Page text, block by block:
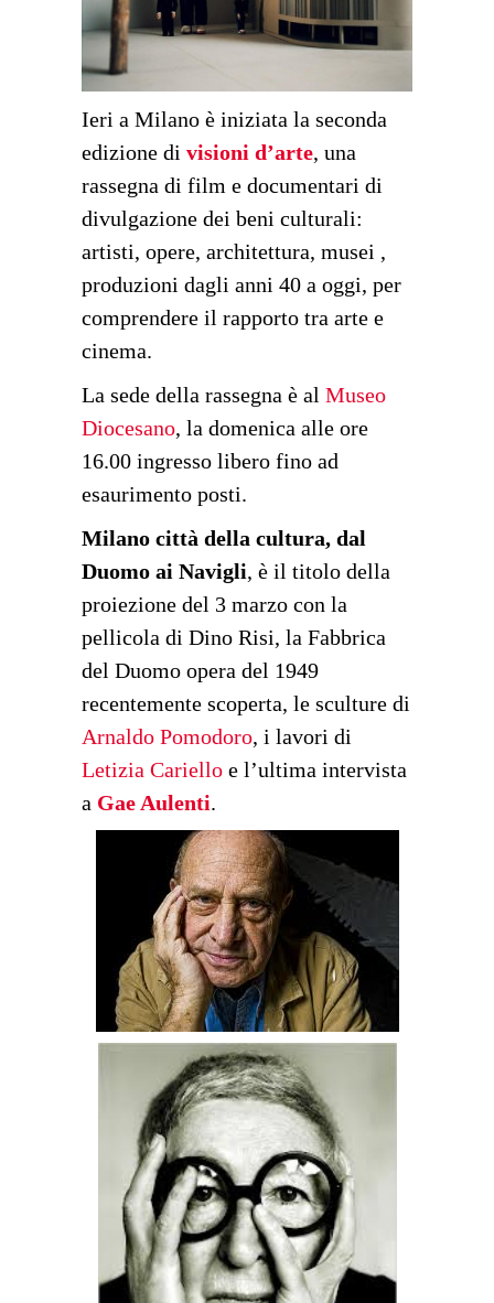
Ieri a Milano è iniziata la seconda
edizione di visioni d’arte, una
rassegna di film e documentari di
divulgazione dei beni culturali:
artisti, opere, architettura, musei ,
produzioni dagli anni 40 a oggi, per
comprendere il rapporto tra arte e
cinema.
La sede della rassegna è al Museo
Diocesano, la domenica alle ore
16.00 ingresso libero fino ad
esaurimento posti.
Milano città della cultura, dal
Duomo ai Navigli, è il titolo della
proiezione del 3 marzo con la
pellicola di Dino Risi, la Fabbrica
del Duomo opera del 1949
recentemente scoperta, le sculture di
Arnaldo Pomodoro, i lavori di
Letizia Cariello e l’ultima intervista
a Gae Aulenti.